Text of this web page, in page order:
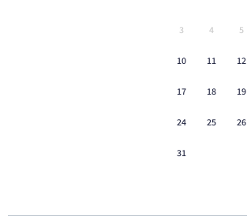
3 4 5
10 11 12
17 18 19
24 25 26
31